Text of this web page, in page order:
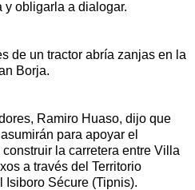
y obligarla a dialogar.
de un tractor abría zanjas en la
Borja.
Ramiro Huaso, dijo que
para apoyar el
la carretera entre Villa
a través del Territorio
Isiboro Sécure (Tipnis).